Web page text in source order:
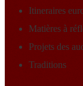
Itineraires
Matières à
Projets des
Traditions